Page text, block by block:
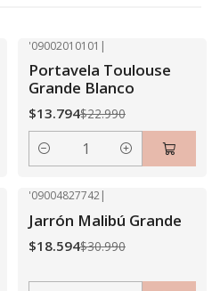
'09002010101 |
Portavela Toulouse
Grande Blanco
$13.794$22.990
Cantidad
'09004827742|
Jarrón Malibú Grande
$18.594$30.990